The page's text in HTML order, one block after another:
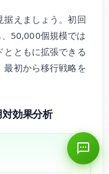
据えましょう。初回
50,000個規模では
ともに拡張できる
最初から移行戦略を
効果分析